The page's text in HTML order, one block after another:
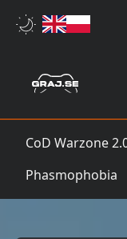
CoD Warzone
Phasmophobia